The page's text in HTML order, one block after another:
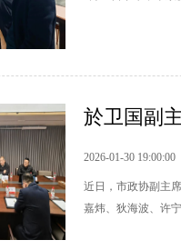
於卫国副
2026-01-30
近日，市政协副主
嘉炜、狄海波、许宁